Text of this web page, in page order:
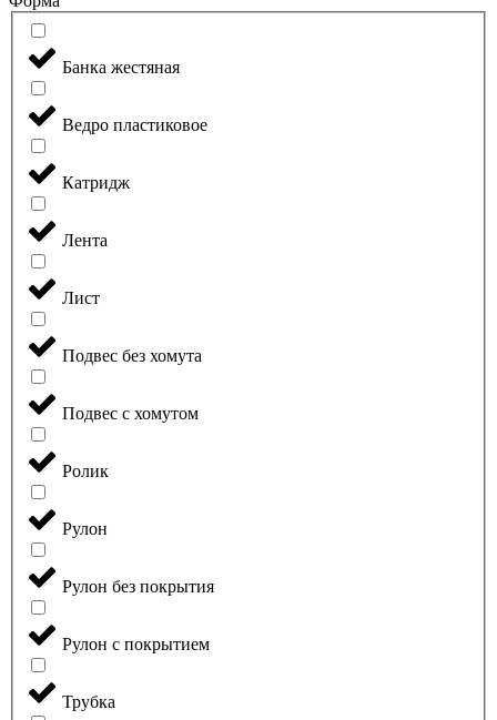
Банка жестяная
Ведро пластиковое
Катридж
Лента
Лист
Подвес без хомута
Подвес с хомутом
Ролик
Рулон
Рулон без покрытия
Рулон с покрытием
Трубка